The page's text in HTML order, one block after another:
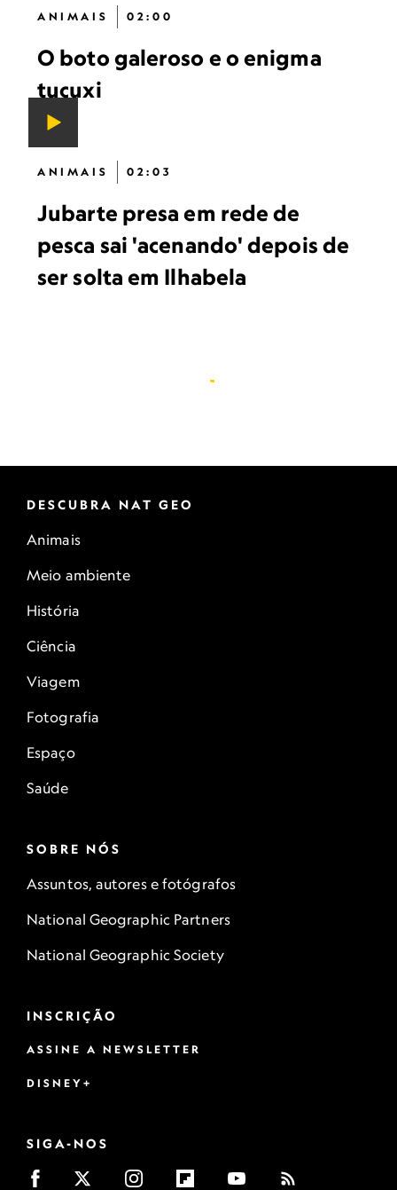
ANIMAIS 02:00
O boto galeroso e o enigma
tucuxi
ANIMAIS 02:03
Jubarte presa em rede de
pesca sai 'acenando' depois de
ser solta em Ilhabela
DESCUBRA NAT GEO
Animais
Meio ambiente
História
Ciência
Viagem
Fotografia
Espaço
Saúde
SOBRE NÓS
Assuntos, autores e fotógrafos
National Geographic Partners
National Geographic Society
INSCRIÇÃO
ASSINE A NEWSLETTER
DISNEY+
SIGA-NOS